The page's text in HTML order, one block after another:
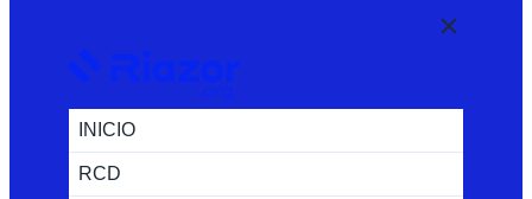
INICIO
RCD